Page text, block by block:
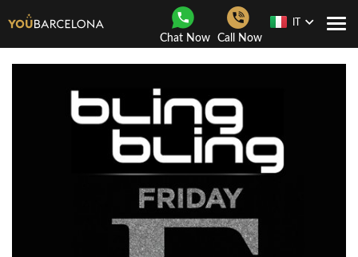
Chat Now Call Now